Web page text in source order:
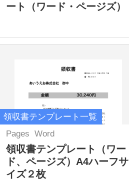
ート（ワード・ページズ）
領収書テンプレート一覧
Pages Word
領収書テンプレート（ワー
ド、ページズ）A4ハーフサ
イズ２枚